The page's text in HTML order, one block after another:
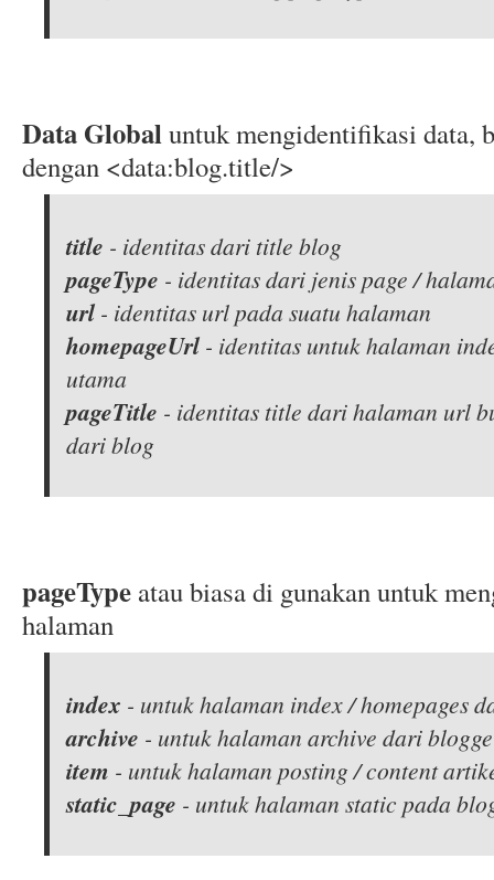
Data Globaluntuk mengidentifikasi data,
dengan <data:blog.title/>
title - identitas dari title blog
pageType - identitas dari jenis page /
url - identitas url pada suatu halaman
homepageUrl - identitas untuk halaman
utama
pageTitle - identitas title dari halaman url
dari blog
pageType atau biasa di gunakan untuk
halaman
index - untuk halaman index / homepages
archive - untuk halaman archive dari
item - untuk halaman posting / content
static_page - untuk halaman static pada